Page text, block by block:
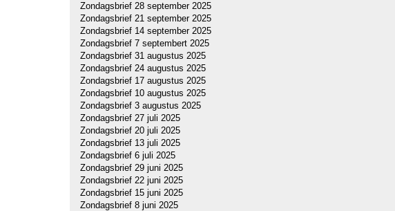
Zondagsbrief 28 september 2025
Zondagsbrief 21 september 2025
Zondagsbrief 14 september 2025
Zondagsbrief 7 septembert 2025
Zondagsbrief 31 augustus 2025
Zondagsbrief 24 augustus 2025
Zondagsbrief 17 augustus 2025
Zondagsbrief 10 augustus 2025
Zondagsbrief 3 augustus 2025
Zondagsbrief 27 juli 2025
Zondagsbrief 20 juli 2025
Zondagsbrief 13 juli 2025
Zondagsbrief 6 juli 2025
Zondagsbrief 29 juni 2025
Zondagsbrief 22 juni 2025
Zondagsbrief 15 juni 2025
Zondagsbrief 8 juni 2025